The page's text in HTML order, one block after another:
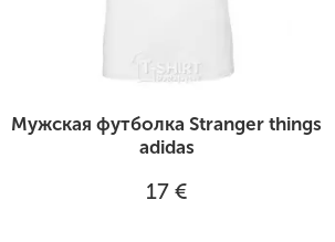
Мужская футболка Stranger things
adidas
17 €